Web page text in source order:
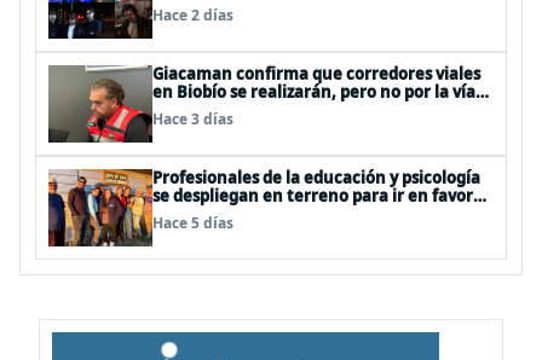
Hace 2 días
Giacaman confirma que corredores viales
en Biobío se realizarán, pero no por la vía
de la concesión
Hace 3 días
Profesionales de la educación y psicología
se despliegan en terreno para ir en favor
de niños afectados por la emergencia
Hace 5 días